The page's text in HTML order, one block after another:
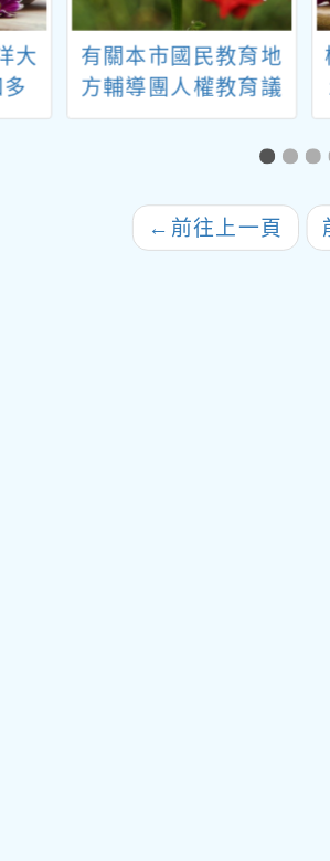
大
程
有關本市國民教育地
方輔導團人權教育議
題分團辦理114學年
度人權教育教師系列
權．翻轉教學視野」
一案，請鼓勵貴校教
← 前往上一頁